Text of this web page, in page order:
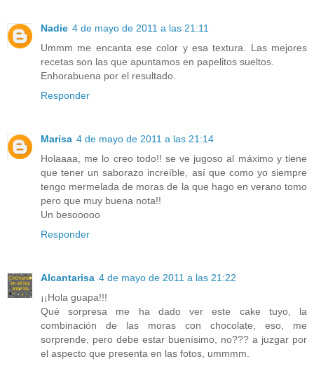
Nadie 4 de mayo de 2011 a las 21:11
Ummm me encanta ese color y esa textura. Las mejores
recetas son las que apuntamos en papelitos sueltos.
Enhorabuena por el resultado.
Responder
Marisa 4 de mayo de 2011 a las 21:14
Holaaaa, me lo creo todo!! se ve jugoso al máximo y tiene
que tener un saborazo increíble, así que como yo siempre
tengo mermelada de moras de la que hago en verano tomo
pero que muy buena nota!!
Un besooooo
Responder
Alcantarisa 4 de mayo de 2011 a las 21:22
¡¡Hola guapa!!!
Qué sorpresa me ha dado ver este cake tuyo, la
combinación de las moras con chocolate, eso, me
sorprende, pero debe estar buenísimo, no??? a juzgar por
el aspecto que presenta en las fotos, ummmm.